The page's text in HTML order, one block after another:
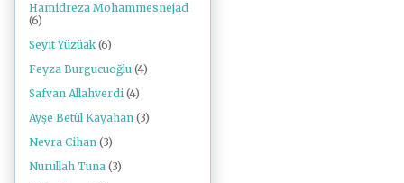
Hamidreza Mohammesnejad
(6)
Seyit Yüzüak (6)
Feyza Burgucuoğlu (4)
Safvan Allahverdi (4)
Ayşe Betül Kayahan (3)
Nevra Cihan (3)
Nurullah Tuna (3)